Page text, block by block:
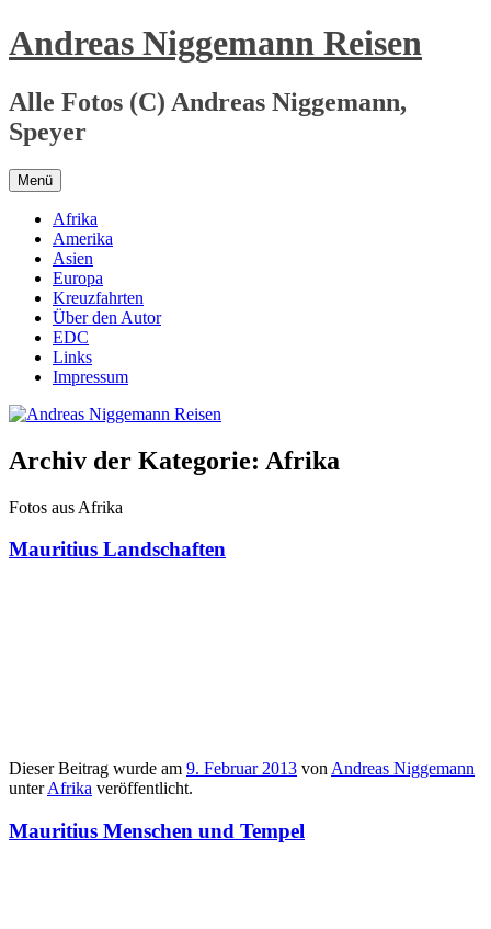
Zum
Inhalt
Andreas Niggemann Reisen
Alle Fotos (C) Andreas Niggemann,
Speyer
Menü
Afrika
Amerika
Asien
Europa
Kreuzfahrten
Über den Autor
EDC
Links
Impressum
Archiv der Kategorie: Afrika
Fotos aus Afrika
Mauritius Landschaften
Dieser Beitrag wurde am 9. Februar 2013 von Andreas Niggemann
unterAfrika veröffentlicht.
Mauritius Menschen und Tempel